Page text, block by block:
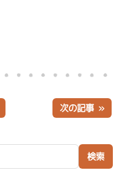
次の記事 »